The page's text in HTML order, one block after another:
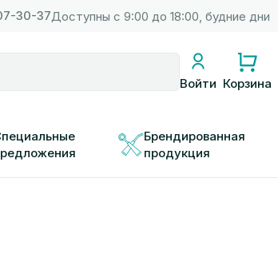
30-37Доступны с 9:00 до 18:00, будние дни
Войти Корзина
Брендированная
продукция